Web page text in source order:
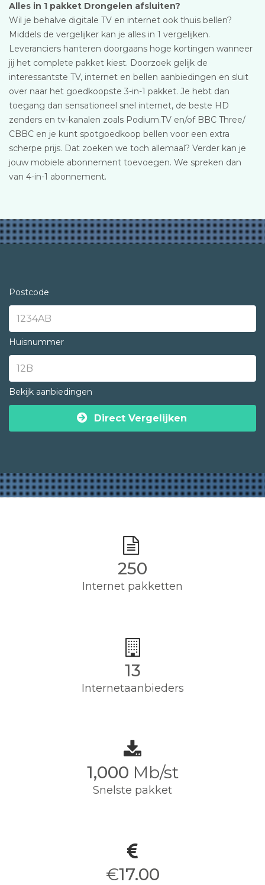
Alles in 1 pakket Drongelen afsluiten?
Wil je behalve digitale TV en internet ook thuis bellen?
Middels de vergelijker kan je alles in 1 vergelijken.
Leveranciers hanteren doorgaans hoge kortingen wanneer
jij het complete pakket kiest. Doorzoek gelijk de
interessantste TV, internet en bellen aanbiedingen en sluit
over naar het goedkoopste 3-in-1 pakket. Je hebt dan
toegang dan sensationeel snel internet, de beste HD
zenders en tv-kanalen zoals Podium.TV en/of BBC Three/
CBBC en je kunt spotgoedkoop bellen voor een extra
scherpe prijs. Dat zoeken we toch allemaal? Verder kan je
jouw mobiele abonnement toevoegen. We spreken dan
van 4-in-1 abonnement.
Postcode
Huisnummer
Bekijk aanbiedingen
Direct Vergelijken
250
Internet pakketten
13
Internetaanbieders
1,000 Mb/st
Snelste pakket
€17.00